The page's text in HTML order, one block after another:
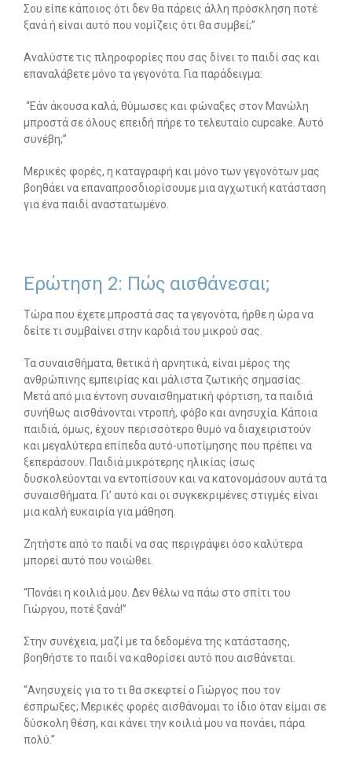
Σου είπε κάποιος ότι δεν θα πάρεις άλλη πρόσκληση ποτέ
ξανά ή είναι αυτό που νομίζεις ότι θα συμβεί;”
Αναλύστε τις πληροφορίες που σας δίνει το παιδί σας και
επαναλάβετε μόνο τα γεγονότα. Για παράδειγμα:
“Εάν άκουσα καλά, θύμωσες και φώναξες στον Μανώλη
μπροστά σε όλους επειδή πήρε το τελευταίο cupcake. Αυτό
συνέβη;”
Μερικές φορές, η καταγραφή και μόνο των γεγονότων μας
βοηθάει να επαναπροσδιορίσουμε μια αγχωτική κατάσταση
για ένα παιδί αναστατωμένο.
Ερώτηση 2: Πώς αισθάνεσαι;
Τώρα που έχετε μπροστά σας τα γεγονότα, ήρθε η ώρα να
δείτε τι συμβαίνει στην καρδιά του μικρού σας.
Τα συναισθήματα, θετικά ή αρνητικά, είναι μέρος της
ανθρώπινης εμπειρίας και μάλιστα ζωτικής σημασίας.
Μετά από μια έντονη συναισθηματική φόρτιση, τα παιδιά
συνήθως αισθάνονται ντροπή, φόβο και ανησυχία. Κάποια
παιδιά, όμως, έχουν περισσότερο θυμό να διαχειριστούν
και μεγαλύτερα επίπεδα αυτό-υποτίμησης που πρέπει να
ξεπεράσουν. Παιδιά μικρότερης ηλικίας ίσως
δυσκολεύονται να εντοπίσουν και να κατονομάσουν αυτά τα
συναισθήματα. Γι’ αυτό και οι συγκεκριμένες στιγμές είναι
μια καλή ευκαιρία για μάθηση.
Ζητήστε από το παιδί να σας περιγράψει όσο καλύτερα
μπορεί αυτό που νοιώθει.
“Πονάει η κοιλιά μου. Δεν θέλω να πάω στο σπίτι του
Γιώργου, ποτέ ξανά!”
Στην συνέχεια, μαζί με τα δεδομένα της κατάστασης,
βοηθήστε το παιδί να καθορίσει αυτό που αισθάνεται.
“Ανησυχείς για το τι θα σκεφτεί ο Γιώργος που τον
έσπρωξες; Μερικές φορές αισθάνομαι το ίδιο όταν είμαι σε
δύσκολη θέση, και κάνει την κοιλιά μου να πονάει, πάρα
πολύ.”